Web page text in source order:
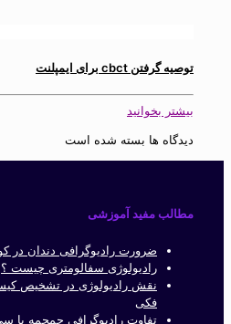
توصیه گرفتن cbct برای ایمپلنت
بیشتر بخوانید
دیدگاه ها بسته شده است
مطالب مفید آموزشی
ضرورت رادیوگرافی دندان در
رادیولوژی سفالومتری چیست ؟
نقش رادیولوژی در تشخیص
فکی
تفاوت رادیوگرافی جمجمه با